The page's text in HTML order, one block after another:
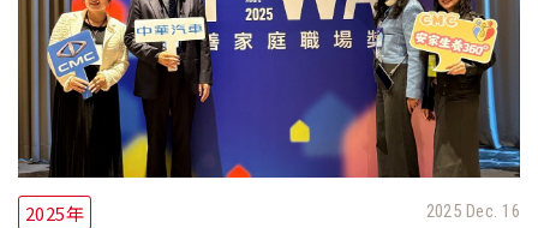
2025年 2025 Dec. 16